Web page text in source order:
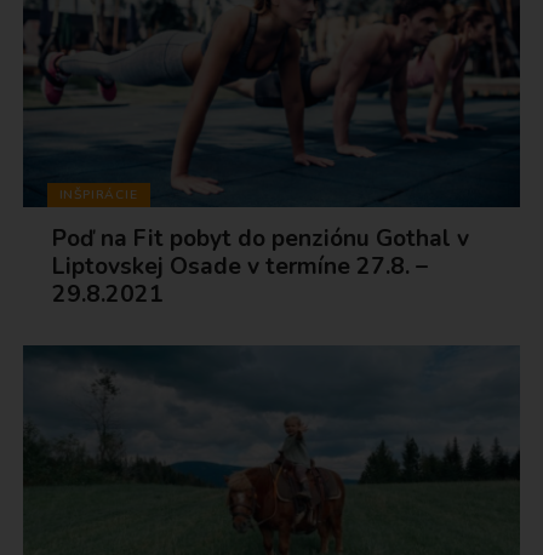
INŠPIRÁCIE
Poď na Fit pobyt do penziónu Gothal v
Liptovskej Osade v termíne 27.8. –
29.8.2021